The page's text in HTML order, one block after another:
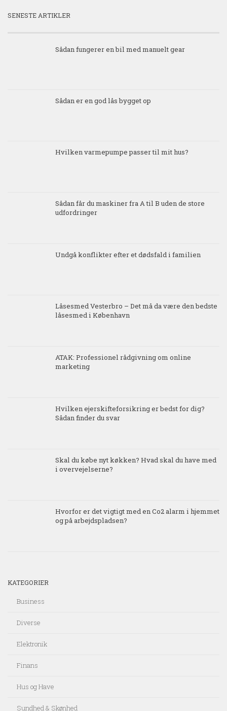
SENESTE ARTIKLER
Sådan fungerer en bil med manuelt gear
Sådan er en god lås bygget op
Hvilken varmepumpe passer til mit hus?
Sådan får du maskiner fra A til B uden de store
udfordringer
Undgå konflikter efter et dødsfald i familien
Låsesmed Vesterbro – Det må da være den bedste
låsesmed i København
ATAK: Professionel rådgivning om online
marketing
Hvilken ejerskifteforsikring er bedst for dig?
Sådan finder du svar
Skal du købe nyt køkken? Hvad skal du have med
i overvejelserne?
Hvorfor er det vigtigt med en Co2 alarm i hjemmet
og på arbejdspladsen?
KATEGORIER
Business
Diverse
Elektronik
Finans
Hus og Have
Sundhed & Skønhed